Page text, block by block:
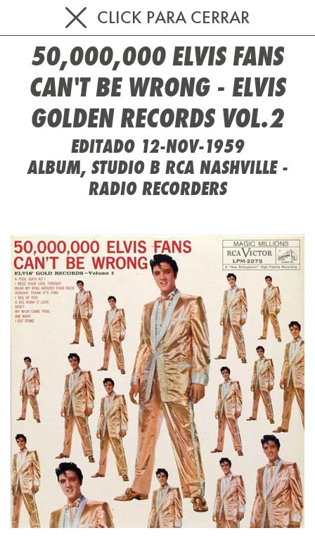
CLICK PARA CERRAR
50,000,000 ELVIS FANS
CAN'T BE WRONG - ELVIS
GOLDEN RECORDS VOL.2
EDITADO 12-NOV-1959
ALBUM, STUDIO B RCA NASHVILLE -
RADIO RECORDERS